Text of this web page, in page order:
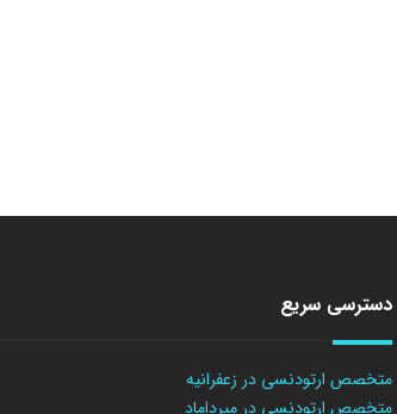
دسترسی سریع
متخصص ارتودنسی در زعفرانیه
متخصص ارتودنسی در میرداماد